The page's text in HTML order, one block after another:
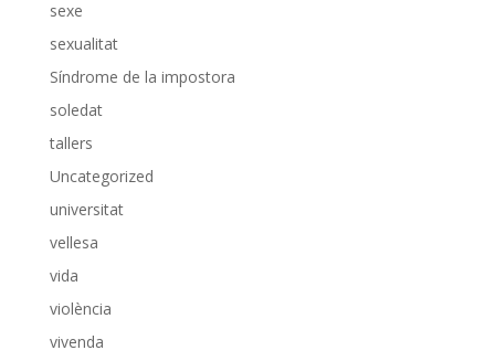
sexe
sexualitat
Síndrome de la impostora
soledat
tallers
Uncategorized
universitat
vellesa
vida
violència
vivenda